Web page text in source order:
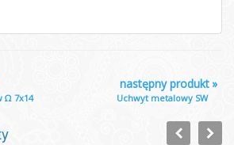
Ω 7x14
»
następny produkt
Uchwyt metalowy SW